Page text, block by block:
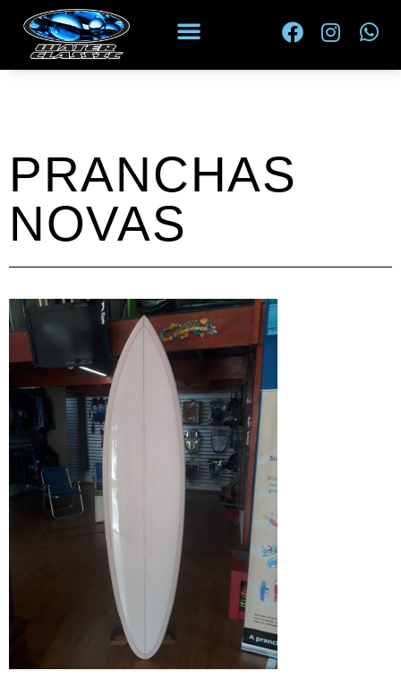
PRANCHAS
NOVAS